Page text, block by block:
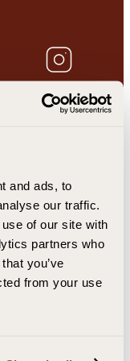
and ads, to
our traffic.
of our site with
partners who
you’ve
from your use
betingelser